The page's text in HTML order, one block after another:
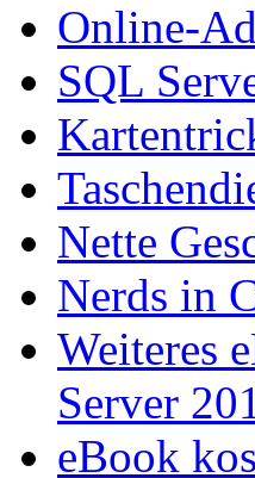
Online-
SQL
Nette
Nerds in
Weiteres
Server
eBook